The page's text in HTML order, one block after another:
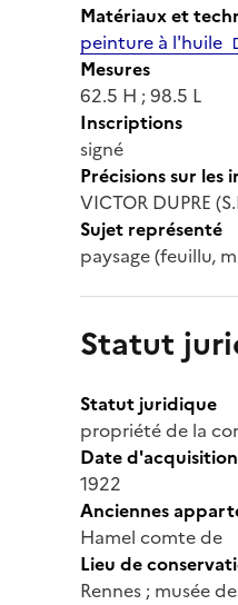
Matériaux et
peinture à l'huile
Mesures
62.5 H ; 98.5 L
Inscriptions
signé
Précisions sur les
VICTOR DUPRE
Sujet représenté
paysage (feuillu,
Statut
Statut juridique
propriété de la
Date d'acquisition
1922
Anciennes
Hamel comte de
Lieu de
Rennes ; musée